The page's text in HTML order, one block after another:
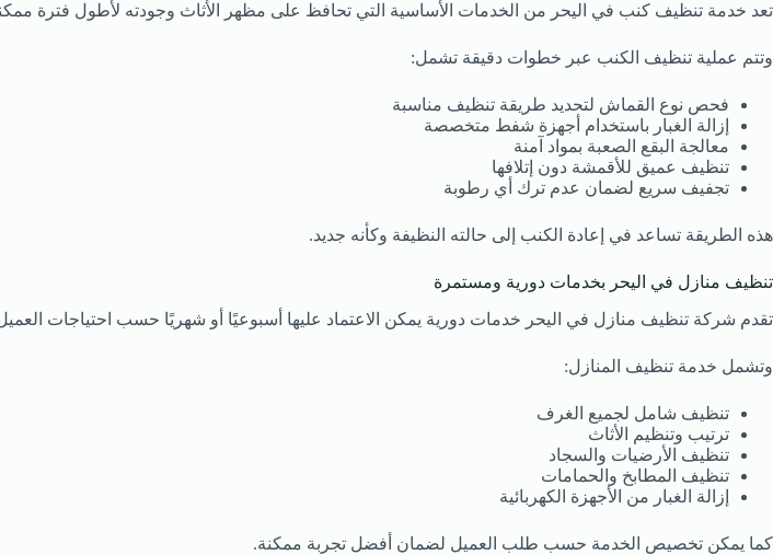
تعد خدمة تنظيف كنب في اليحر من الخدمات الأساسية التي تحافظ على مظهر الأثاث وجودته لأطول فترة
وتتم عملية تنظيف الكنب عبر خطوات دقيقة تشمل:
فحص نوع القماش لتحديد طريقة تنظيف مناسبة
إزالة الغبار باستخدام أجهزة شفط متخصصة
معالجة البقع الصعبة بمواد آمنة
تنظيف عميق للأقمشة دون إتلافها
تجفيف سريع لضمان عدم ترك أي رطوبة
هذه الطريقة تساعد في إعادة الكنب إلى حالته النظيفة وكأنه جديد.
تنظيف منازل في اليحر بخدمات دورية ومستمرة
تقدم شركة تنظيف منازل في اليحر خدمات دورية يمكن الاعتماد عليها أسبوعيًا أو شهريًا حسب احتياجات
وتشمل خدمة تنظيف المنازل:
تنظيف شامل لجميع الغرف
ترتيب وتنظيم الأثاث
تنظيف الأرضيات والسجاد
تنظيف المطابخ والحمامات
إزالة الغبار من الأجهزة الكهربائية
كما يمكن تخصيص الخدمة حسب طلب العميل لضمان أفضل تجربة ممكنة.